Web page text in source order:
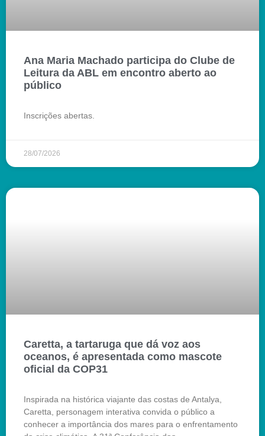
Ana Maria Machado participa do Clube de
Leitura da ABL em encontro aberto ao
público
Inscrições abertas.
28/07/2026
Caretta, a tartaruga que dá voz aos
oceanos, é apresentada como mascote
oficial da COP31
Inspirada na histórica viajante das costas de Antalya,
Caretta, personagem interativa convida o público a
conhecer a importância dos mares para o enfrentamento